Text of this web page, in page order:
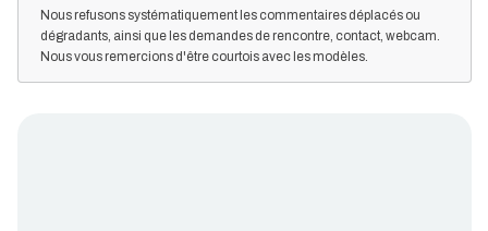
Nous refusons systématiquement les commentaires déplacés ou
dégradants, ainsi que les demandes de rencontre, contact, webcam.
Nous vous remercions d'être courtois avec les modèles.